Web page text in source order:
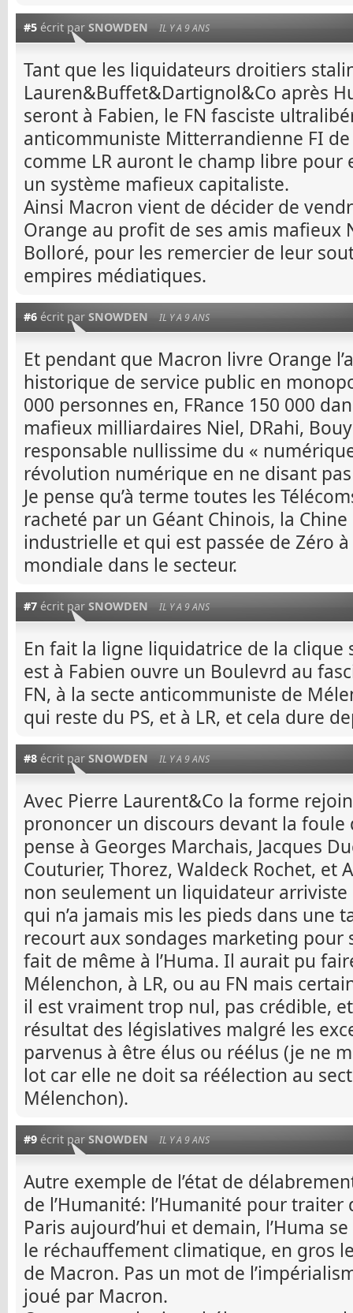
#5 écrit par SNOWDEN IL Y A 9 ANS
Tant que les liquidateurs droitiers
Lauren&Buffet&Dartignol&Co après
seront à Fabien, le FN fasciste
anticommuniste Mitterrandienne FI
comme LR auront le champ libre pour
un système mafieux capitaliste.
Ainsi Macron vient de décider de
Orange au profit de ses amis mafieux
Bolloré, pour les remercier de leur
empires médiatiques.
#6 écrit par SNOWDEN IL Y A 9 ANS
Et pendant que Macron livre Orange
historique de service public en
000 personnes en, FRance 150 000
mafieux milliardaires Niel, DRahi,
responsable nullissime du «
révolution numérique en ne disant
Je pense qu’à terme toutes les
racheté par un Géant Chinois, la
industrielle et qui est passée de Zéro
mondiale dans le secteur.
#7 écrit par SNOWDEN IL Y A 9 ANS
En fait la ligne liquidatrice de la
est à Fabien ouvre un Boulevrd au
FN, à la secte anticommuniste de
qui reste du PS, et à LR, et cela dure
#8 écrit par SNOWDEN IL Y A 9 ANS
Avec Pierre Laurent&Co la forme
prononcer un discours devant la foule
pense à Georges Marchais, Jacques
Couturier, Thorez, Waldeck Rochet, et
non seulement un liquidateur arriviste
qui n’a jamais mis les pieds dans une
recourt aux sondages marketing pour
fait de même à l’Huma. Il aurait pu
Mélenchon, à LR, ou au FN mais
il est vraiment trop nul, pas crédible,
résultat des législatives malgré les
parvenus à être élus ou réélus (je ne
lot car elle ne doit sa réélection au
Mélenchon).
#9 écrit par SNOWDEN IL Y A 9 ANS
Autre exemple de l’état de
de l’Humanité: l’Humanité pour
Paris aujourd’hui et demain, l’Huma
le réchauffement climatique, en gros
de Macron. Pas un mot de
joué par Macron.